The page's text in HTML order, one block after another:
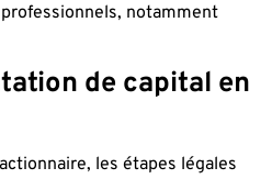
notamment
de capital en
les étapes légales